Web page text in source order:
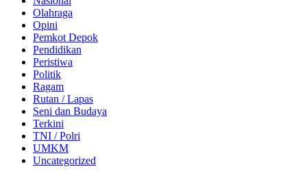
Olahraga
Opini
Pemkot Depok
Pendidikan
Peristiwa
Politik
Ragam
Rutan / Lapas
Seni dan Budaya
Terkini
TNI / Polri
UMKM
Uncategorized